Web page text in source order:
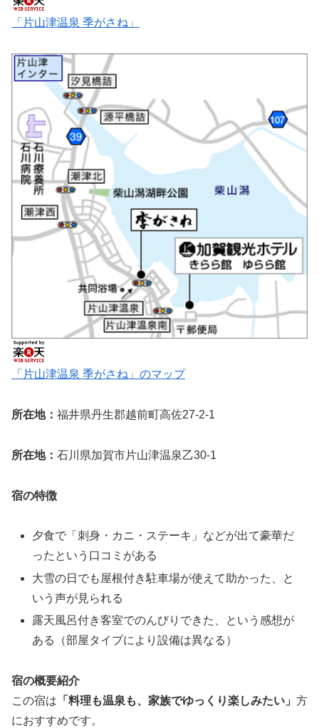
「片山津温泉 季がさね」
「片山津温泉 季がさね」のマップ
所在地： 福井県丹生郡越前町高佐27-2-1
所在地： 石川県加賀市片山津温泉乙30-1
宿の特徴
夕食で「刺身・カニ・ステーキ」などが出て豪華だ
ったという口コミがある
大雪の日でも屋根付き駐車場が使えて助かった、と
いう声が見られる
露天風呂付き客室でのんびりできた、という感想が
ある（部屋タイプにより設備は異なる）
宿の概要紹介
この宿は 「料理も温泉も、家族でゆっくり楽しみたい」 方
におすすめです。